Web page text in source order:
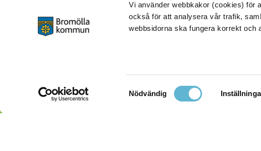
Vi använder webbkakor (cookies) för
också för att analysera vår trafik,
webbsidorna ska fungera korrekt och
Samtyckesval
Nödvändig